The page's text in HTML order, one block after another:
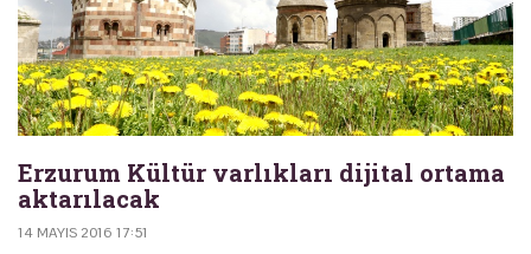
Erzurum Kültür varlıkları dijital ortama
aktarılacak
14 MAYIS 2016 17:51